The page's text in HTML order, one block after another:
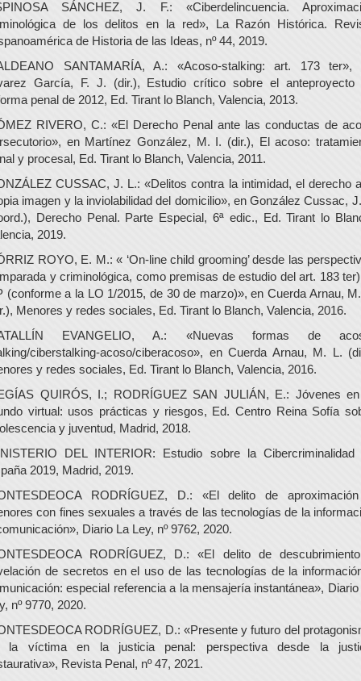
SÁNCHEZ, J. F.: «Ciberdelincuencia.
de los delitos en la red», La Razón Histórica.
de Historia de las Ideas, nº 44, 2019.
SANTAMARÍA, A.: «Acoso-stalking: art. 173 ter»,
García, F. J. (dir.), Estudio crítico sobre el anteproyecto
penal de 2012, Ed. Tirant lo Blanch, Valencia, 2013.
RIVERO, C.: «El Derecho Penal ante las conductas de
en Martínez González, M. I. (dir.), El acoso:
y procesal, Ed. Tirant lo Blanch, Valencia, 2011.
CUSSAC, J. L.: «Delitos contra la intimidad, el derecho
imagen y la inviolabilidad del domicilio», en González Cussac,
Derecho Penal. Parte Especial, 6ª edic., Ed. Tirant lo
2019.
ROYO, E. M.: « ‘On-line child grooming’ desde las
y criminológica, como premisas de estudio del art. 183 ter)
(conforme a la LO 1/2015, de 30 de marzo)», en Cuerda Arnau,
Menores y redes sociales, Ed. Tirant lo Blanch, Valencia, 2016.
EVANGELIO, A.: «Nuevas formas de
ciberstalking-acoso/ciberacoso», en Cuerda Arnau, M. L.
y redes sociales, Ed. Tirant lo Blanch, Valencia, 2016.
QUIRÓS, I.; RODRÍGUEZ SAN JULIÁN, E.: Jóvenes
virtual: usos prácticas y riesgos, Ed. Centro Reina Sofía
y juventud, Madrid, 2018.
DEL INTERIOR: Estudio sobre la Cibercriminalidad
2019, Madrid, 2019.
RODRÍGUEZ, D.: «El delito de
con fines sexuales a través de las tecnologías de la
Diario La Ley, nº 9762, 2020.
RODRÍGUEZ, D.: «El delito de
de secretos en el uso de las tecnologías de la
especial referencia a la mensajería instantánea», Diario
nº 9770, 2020.
RODRÍGUEZ, D.: «Presente y futuro del
la víctima en la justicia penal: perspectiva desde la
Revista Penal, nº 47, 2021.